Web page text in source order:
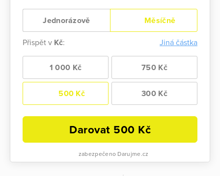
Jednorázově Měsíčně
Přispět v Kč: Jiná částka
1 000 Kč 750 Kč
500 Kč 300 Kč
Darovat 500 Kč
zabezpečeno Darujme.cz